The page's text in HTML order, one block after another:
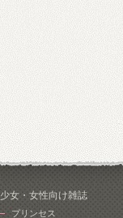
少女・女性向け雑誌
プリンセス